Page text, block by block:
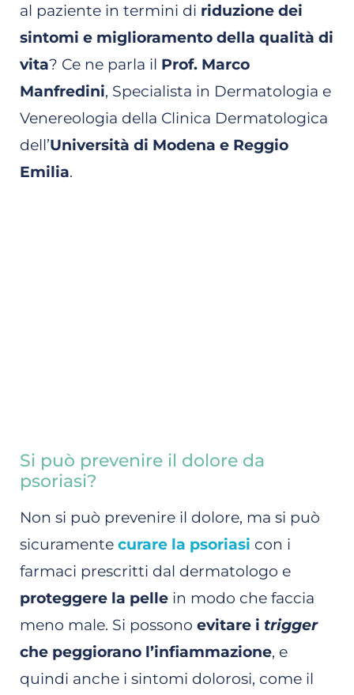
al paziente in termini di riduzione dei
sintomi e miglioramento della qualità di
vita? Ce ne parla il Prof. Marco
Manfredini, Specialista in Dermatologia e
Venereologia della Clinica Dermatologica
dell’Università di Modena e Reggio
Emilia.
Si può prevenire il dolore da
psoriasi?
Non si può prevenire il dolore, ma si può
sicuramente curare la psoriasi con i
farmaci prescritti dal dermatologo e
proteggere la pelle in modo che faccia
meno male. Si possono evitare i trigger
che peggiorano l’infiammazione, e
quindi anche i sintomi dolorosi, come il